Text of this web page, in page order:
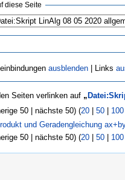
diese Seite
ausblenden| Links
Seiten verlinken auf „
50 | nächste 50) (20 50 100
und Geradengleichung
50 | nächste 50) (20 | 50 | 100